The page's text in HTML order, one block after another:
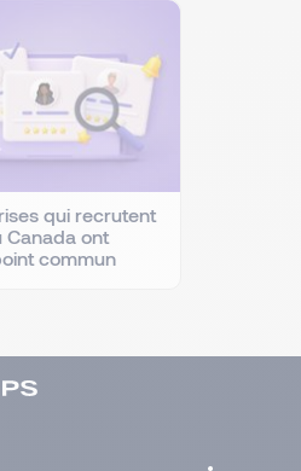
qui recrutent
Canada ont
commun